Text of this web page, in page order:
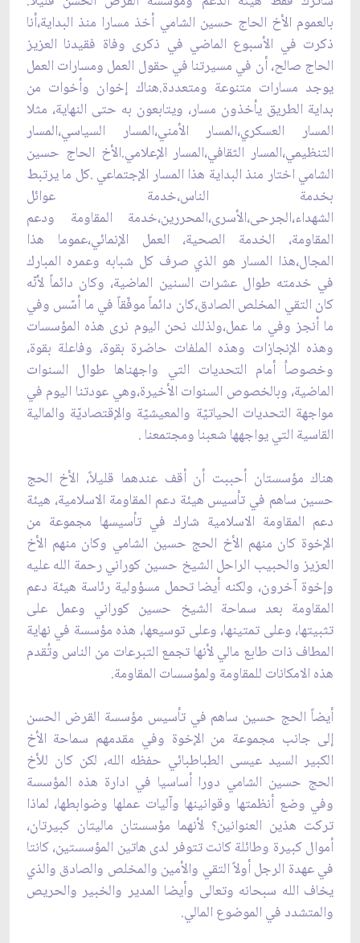
بالعموم الأخ الحاج حسين الشامي أخذ مسارا منذ البداية،أنا
ذكرت في الأسبوع ‏الماضي في ذكرى وفاة فقيدنا العزيز
الحاج صالح، أن في مسيرتنا في حقول العمل ومسارات العمل
يوجد ‏مسارات متنوعة ومتعددة.هناك إخوان وأخوات من
بداية الطريق يأخذون مسار، ويتابعون به حتى النهاية، ‏مثلا
المسار العسكري،المسار الأمني،المسار السياسي،المسار
التنظيمي،المسار الثقافي،المسار ‏الإعلامي.الأخ الحاج حسين
الشامي اختار منذ البداية هذا المسار الإجتماعي .كل ما يرتبط
بخدمة ‏الناس،خدمة عوائل
الشهداء،الجرحى،الأسرى،المحررين،خدمة المقاومة ودعم
المقاومة، الخدمة ‏الصحية، العمل الإنمائي،عموما هذا
المجال،هذا المسار هو الذي صرف كل شبابه وعمره المبارك
في ‏خدمته طوال عشرات السنين الماضية، وكان دائماً لأنّه
كان التقي المخلص الصادق،كان دائماً موفّقاً في ما ‏أسّس وفي
ما أنجز وفي ما عمل،ولذلك نحن اليوم نرى هذه المؤسسات
وهذه الإنجازات وهذه الملفات ‏حاضرة بقوة، وفاعلة بقوة،
وخصوصاُ أمام التحديات التي واجهناها طوال السنوات
الماضية، وبالخصوص ‏السنوات الأخيرة،وهي عودتنا اليوم في
مواجهة التحديات الحياتيّة والمعيشيّة والإقتصاديّة والمالية
‏القاسية التي يواجهها شعبنا ومجتمعنا .‏
هناك مؤسستان أحببت أن أقف عندهما قليلاً، الأخ الحج
حسين ساهم في تأسيس هيئة دعم المقاومة ‏الاسلامية، هيئة
دعم المقاومة الاسلامية شارك في تأسيسها مجموعة من
الإخوة كان منهم الأخ الحج ‏حسين الشامي وكان منهم الأخ
العزيز والحبيب الراحل الشيخ حسين كوراني رحمة الله عليه
‏وإخوة آخرون، ولكنه أيضا تحمل مسؤولية رئاسة هيئة دعم
المقاومة بعد سماحة الشيخ حسين ‏كوراني وعمل على
تثبيتها، وعلى تمتينها، وعلى توسيعها، هذه مؤسسة في نهاية
المطاف ذات ‏طابع مالي لأنها تجمع التبرعات من الناس وتُقدم
هذه الامكانات للمقاومة ولمؤسسات المقاومة.‏
أيضاً الحج حسين ساهم في تأسيس مؤسسة القرض الحسن
إلى جانب مجموعة من الإخوة وفي ‏مقدمهم سماحة الأخ
الكبير السيد عيسى الطباطبائي حفظه الله، لكن كان للأخ
الحج حسين الشامي دورا ‏أساسيا في ادارة هذه المؤسسة
وفي وضع أنظمتها وقوانينها وآليات عملها وضوابطها، لماذا
تركت ‏هذين العنوانين؟ لأنهما مؤسستان ماليتان كبيرتان،
أموال كبيرة وطائلة كانت تتوفر لدى هاتين ‏المؤسستين، كانتا
في عهدة الرجل أولاً التقي والأمين والمخلص والصادق والذي
يخاف الله سبحانه ‏وتعالى وأيضا المدير والخبير والحريص
والمتشدد في الموضوع المالي.‏